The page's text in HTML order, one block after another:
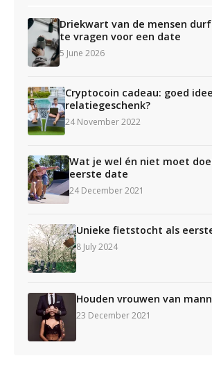
Driekwart van de mensen
te vragen voor een date
5 June 2026
Cryptocoin cadeau: goed
relatiegeschenk?
24 November 2022
Wat je wel én niet moet
eerste date
24 December 2021
Unieke fietstocht als
8 July 2024
Houden vrouwen van
23 December 2021